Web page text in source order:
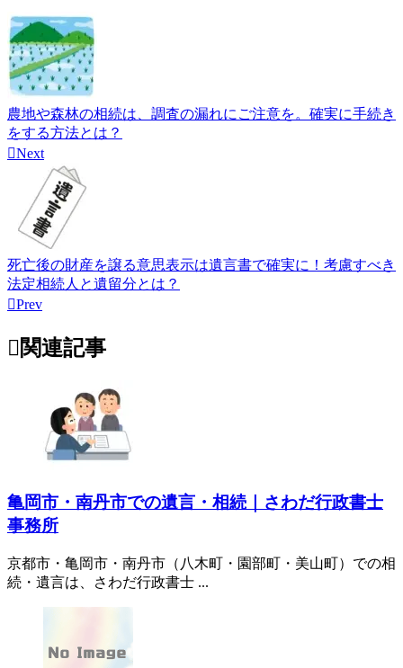
農地や森林の相続は、調査の漏れにご注意を。確実に手続き
をする方法とは？
Next
死亡後の財産を譲る意思表示は遺言書で確実に！考慮すべき
法定相続人と遺留分とは？
Prev
 関連記事
亀岡市・南丹市での遺言・相続｜さわだ行政書士
事務所
京都市・亀岡市・南丹市（八木町・園部町・美山町）での相
続・遺言は、さわだ行政書士 ...